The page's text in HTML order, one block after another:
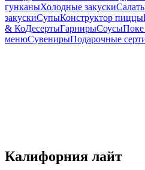
гунканыХолодные закуски
закускиСупыКонструктор пиццы
& КоДесертыГарнирыСоусы
менюСувенирыПодарочные
Калифорния лайт